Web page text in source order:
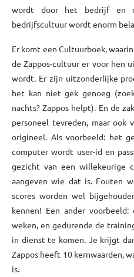
wordt door het bedrijf en
bedrijfscultuur wordt enorm
Er komt een Cultuurboek,
de Zappos-cultuur er voor hen
wordt. Er zijn uitzonderlijke
het kan niet gek genoeg
nachts? Zappos helpt). En de
personeel tevreden, maar ook
origineel. Als voorbeeld: het
computer wordt user-id en
gezicht van een willekeurige
aangeven wie dat is. Fouten
scores worden wel
kennen! Een ander
weken, en gedurende de
in dienst te komen. Je krijgt
Zappos heeft 10 kernwaarden,
is.